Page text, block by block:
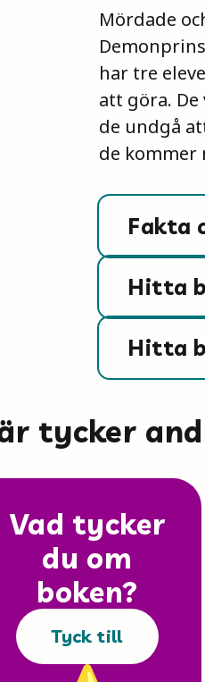
Mördade
har tre
att göra.
de undgå
de kommer
Fakta
Hitta
Hitta
tycker
Vad tycker
du om
boken?
Tyck till